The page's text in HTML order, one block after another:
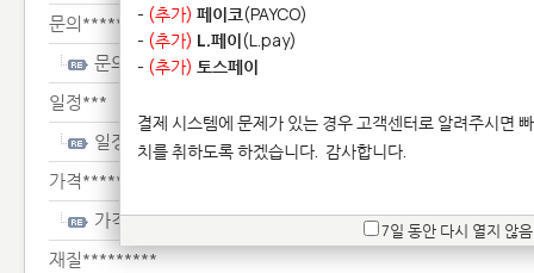
문의*****
문의*****
일정***
일정***
가격*****************
가격*****************
재질*********
- (추가) 페이코(PAYCO)
- (추가) L.페이(L.pay)
- (추가) 토스페이
결제 시스템에 문제가 있는 경우 고객센터로 알려주시면
치를 취하도록 하겠습니다. 감사합니다.
7일 동안 다시 열지 않음